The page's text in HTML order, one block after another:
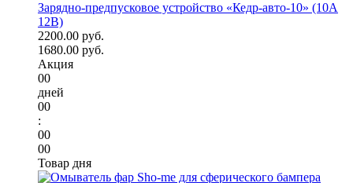
Зарядно-предпусковое устройство «Кедр-авто-10» (10A
12В)
2200.00 руб.
1680.00 руб.
Акция
00
дней
00
:
00
00
Товар дня